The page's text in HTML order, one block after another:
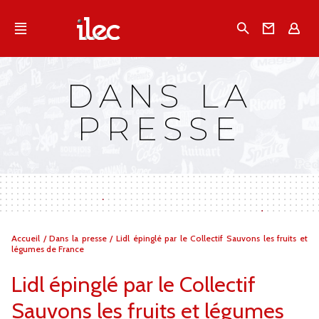
Qu'est-ce que l’Ilec
Campagnes multimarques
Dans la presse
DANS LA
PRESSE
Vous
êtes
Accueil /Dans la presse/ Lidl épinglé par le Collectif Sauvons les fruits et
légumes de France
Lidl épinglé par le Collectif
Sauvons les fruits et légumes